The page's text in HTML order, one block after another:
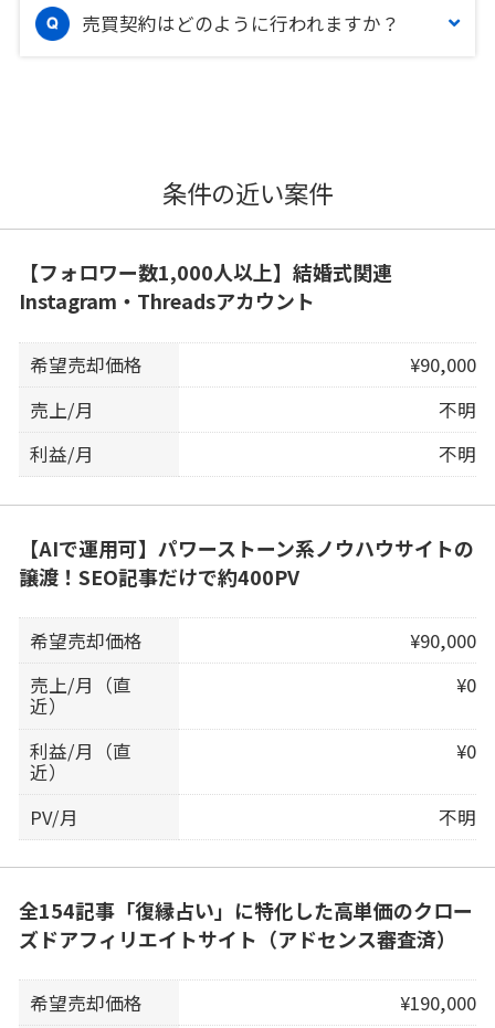
売買契約はどのように行われますか？
条件の近い案件
【フォロワー数1,000人以上】結婚式関連
Instagram・Threadsアカウント
希望売却価格
¥90,000
売上/月
不明
利益/月
不明
【AIで運用可】パワーストーン系ノウハウサイトの
譲渡！SEO記事だけで約400PV
希望売却価格
¥90,000
売上/月（直
近）
¥0
利益/月（直
近）
¥0
PV/月 不明
全154記事「復縁占い」に特化した高単価のクロー
ズドアフィリエイトサイト（アドセンス審査済）
希望売却価格
¥190,000